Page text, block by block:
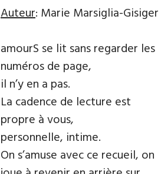
Auteur: Marie Marsiglia-Gisiger
amourS se lit sans regarder les
numéros de page,
il n’y en a pas.
La cadence de lecture est
propre à vous,
personnelle, intime.
On s’amuse avec ce recueil, on